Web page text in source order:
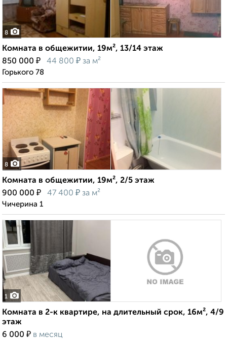
8
Комната в общежитии, 19м², 13/14 этаж
850 000 ₽ 44 800 ₽ за м²
Горького 78
8
Комната в общежитии, 19м², 2/5 этаж
900 000 ₽ 47 400 ₽ за м²
Чичерина 1
1
Комната в 2-к квартире, на длительный срок, 16м², 4/9
этаж
6 000 ₽ в месяц